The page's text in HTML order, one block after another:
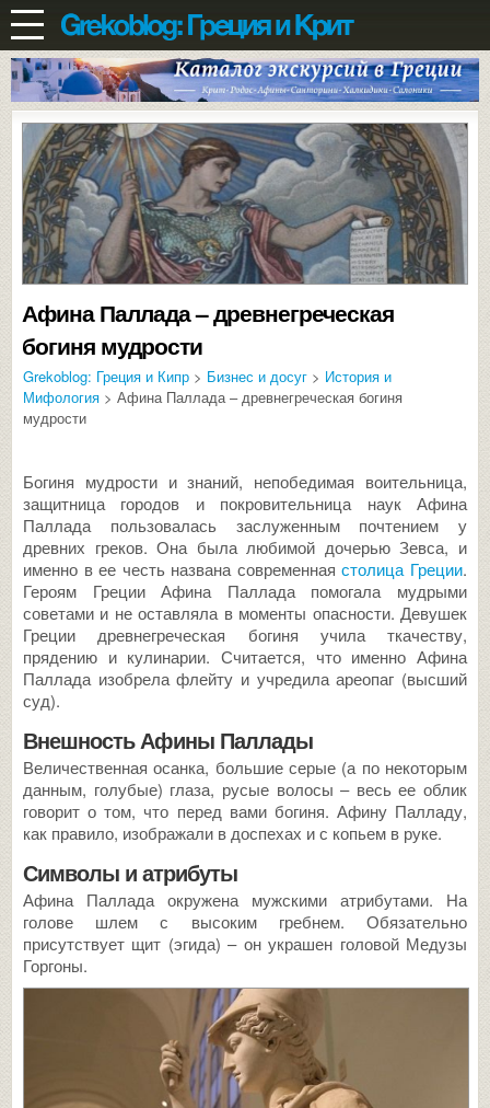
Афина Паллада – древнегреческая
богиня мудрости
Grekoblog: Греция и Кипр > Бизнес и досуг > История и
Мифология > Афина Паллада – древнегреческая богиня
мудрости
Богиня мудрости и знаний, непобедимая воительница,
защитница городов и покровительница наук Афина
Паллада пользовалась заслуженным почтением у
древних греков. Она была любимой дочерью Зевса, и
именно в ее честь названа современнаястолица Греции.
Героям Греции Афина Паллада помогала мудрыми
советами и не оставляла в моменты опасности. Девушек
Греции древнегреческая богиня учила ткачеству,
прядению и кулинарии. Считается, что именно Афина
Паллада изобрела флейту и учредила ареопаг (высший
суд).
Внешность Афины Паллады
Величественная осанка, большие серые (а по некоторым
данным, голубые) глаза, русые волосы – весь ее облик
говорит о том, что перед вами богиня. Афину Палладу,
как правило, изображали в доспехах и с копьем в руке.
Символы и атрибуты
Афина Паллада окружена мужскими атрибутами. На
голове шлем с высоким гребнем. Обязательно
присутствует щит (эгида) – он украшен головой Медузы
Горгоны.